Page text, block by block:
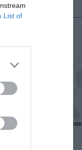
List of
senza presidente